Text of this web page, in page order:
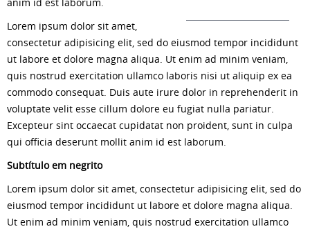
Lorem ipsum dolor sit amet,
consectetur adipisicing elit, sed do eiusmod tempor incididunt
ut labore et dolore magna aliqua. Ut enim ad minim veniam,
quis nostrud exercitation ullamco laboris nisi ut aliquip ex ea
commodo consequat. Duis aute irure dolor in reprehenderit in
voluptate velit esse cillum dolore eu fugiat nulla pariatur.
Excepteur sint occaecat cupidatat non proident, sunt in culpa
qui officia deserunt mollit anim id est laborum.
Subtítulo em negrito
Lorem ipsum dolor sit amet, consectetur adipisicing elit, sed do
eiusmod tempor incididunt ut labore et dolore magna aliqua.
Ut enim ad minim veniam, quis nostrud exercitation ullamco